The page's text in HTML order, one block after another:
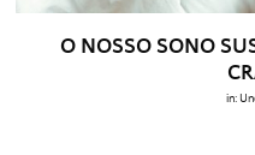
O NOSSO SONO
in: